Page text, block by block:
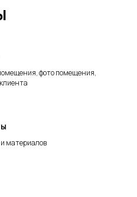
фото помещения,
и материалов